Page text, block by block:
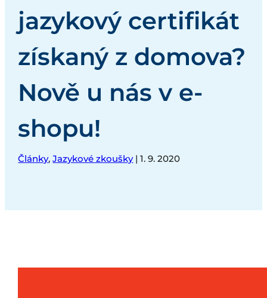
jazykový certifikát
získaný z domova?
Nově u nás v e-
shopu!
Články,Jazykové zkoušky| 1. 9. 2020